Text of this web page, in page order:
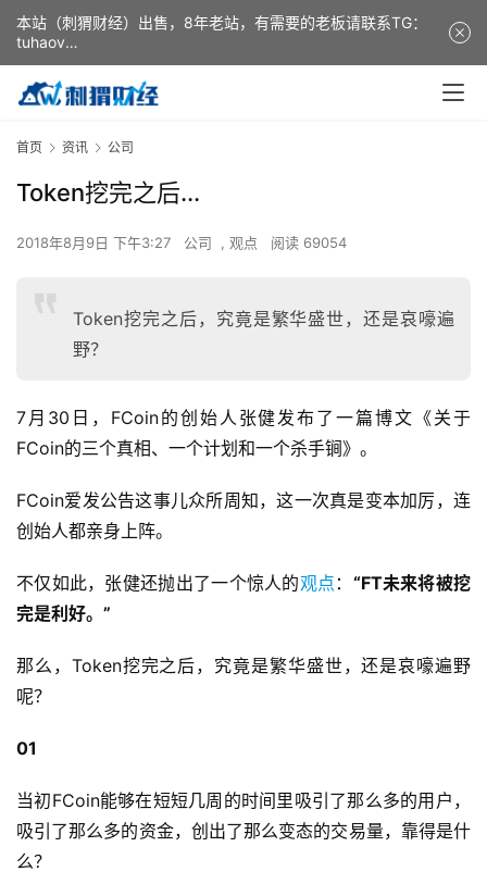
首页 资讯 公司
Token挖完之后...
2018年8月9日 下午3:27 公司 , 观点 阅读 69054
Token挖完之后，究竟是繁华盛世，还是哀嚎遍
野？
7月30日，FCoin的创始人张健发布了一篇博文《关于
FCoin的三个真相、一个计划和一个杀手锏》。
FCoin爱发公告这事儿众所周知，这一次真是变本加厉，连
创始人都亲身上阵。
不仅如此，张健还抛出了一个惊人的观点 ： “FT未来将被挖
完是利好。”
那么，Token挖完之后，究竟是繁华盛世，还是哀嚎遍野
呢？
01
当初FCoin能够在短短几周的时间里吸引了那么多的用户，
吸引了那么多的资金，创出了那么变态的交易量，靠得是什
么？
本站（刺猬财经）出售，8年老站，有需要的老板请联系TG：
tuhaov
This website (ciweicaijing) is for sale. It is a 8-year-old
website. If you need it, please contact TG: tuhaov